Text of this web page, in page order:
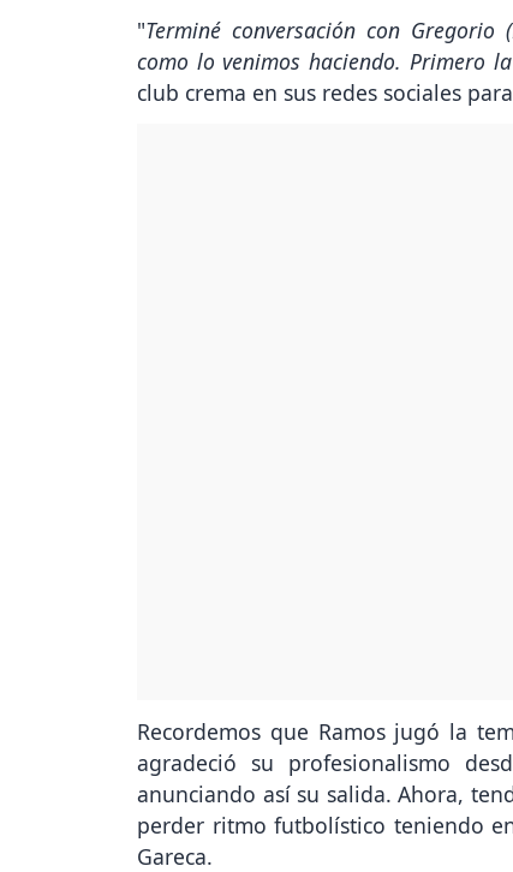
"Terminé conversación con Gregorio
como lo venimos haciendo. Primero
club crema en sus redes sociales
Recordemos que Ramos jugó la
agradeció su profesionalismo
anunciando así su salida. Ahora,
perder ritmo futbolístico teniendo
Gareca.